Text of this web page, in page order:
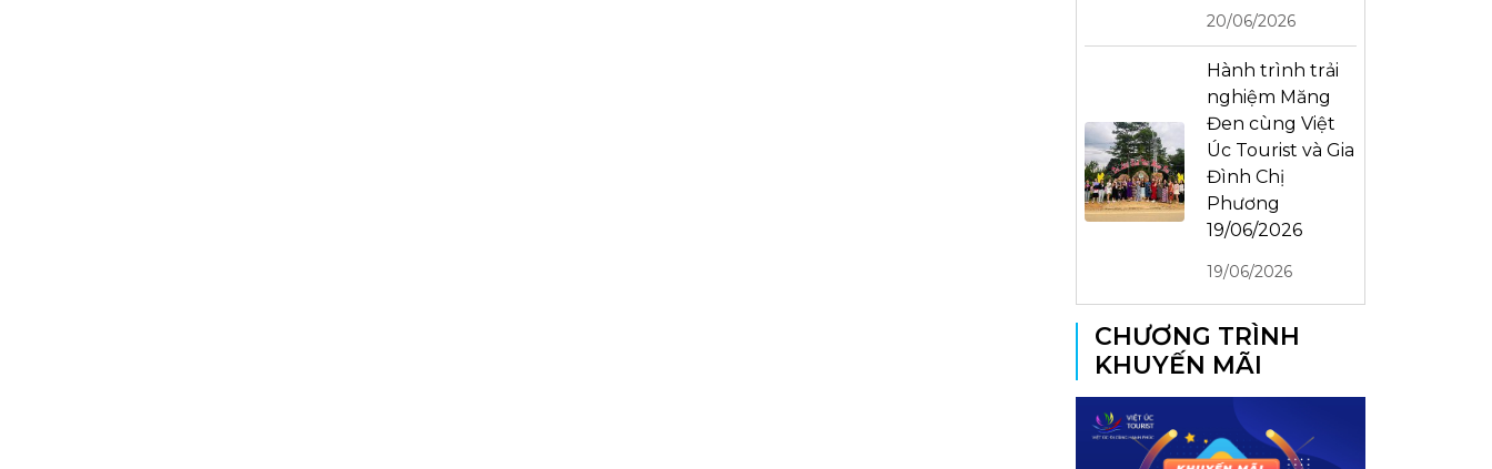
20/06/2026
Hành trình trải
nghiệm Măng
Đen cùng Việt
Úc Tourist và Gia
Đình Chị
Phương
19/06/2026
19/06/2026
CHƯƠNG TRÌNH
KHUYẾN MÃI